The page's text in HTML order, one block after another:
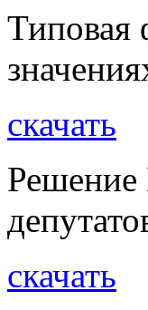
Типовая
скачать
Решение
скачать